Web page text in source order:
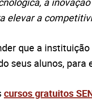
elevar a
que a
seus alunos,
cursos gratuitos